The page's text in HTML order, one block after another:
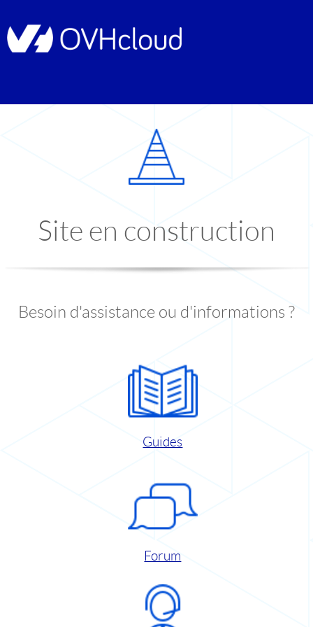
Site en construction
Besoin d'assistance ou d'informations ?
Guides
Forum